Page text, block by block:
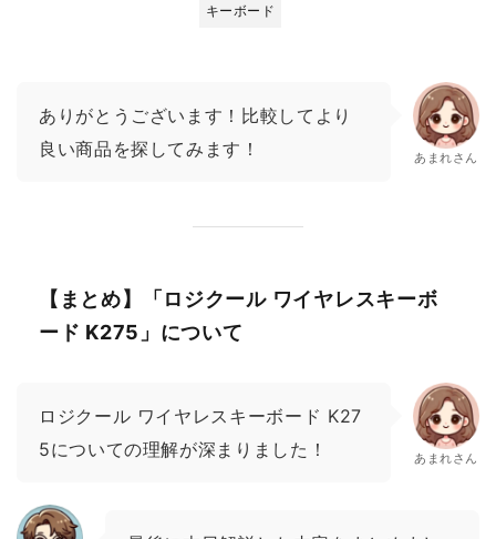
キーボード
ありがとうございます！比較してより
良い商品を探してみます！
あまれさん
【まとめ】「ロジクール ワイヤレスキーボ
ード K275」について
ロジクール ワイヤレスキーボード K27
5についての理解が深まりました！
あまれさん